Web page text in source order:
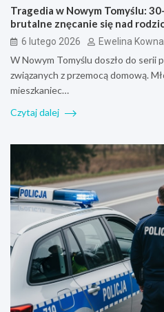
Tragedia w Nowym Tomyślu:
brutalne znęcanie się nad
6 lutego 2026 Ewelina
W Nowym Tomyślu doszło do serii
związanych z przemocą domową.
mieszkaniec…
Czytaj dalej